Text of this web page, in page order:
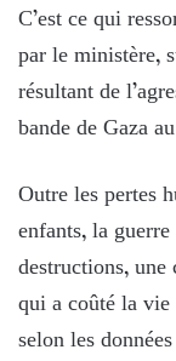
C’est ce qui
par le ministère,
résultant de
bande de Gaza
Outre les pertes
enfants, la
destructions,
qui a coûté la vie
selon les